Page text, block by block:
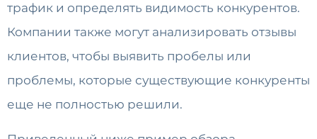
трафик и определять видимость конкурентов.
Компании также могут анализировать отзывы
клиентов, чтобы выявить пробелы или
проблемы, которые существующие конкуренты
еще не полностью решили.